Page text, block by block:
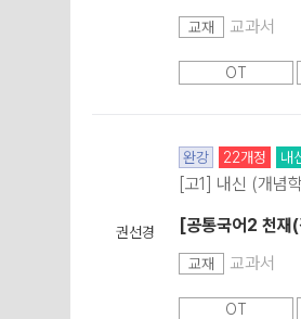
교재 교과서
OT
권선경
완강 22개정 내
[고1] 내신 (개념
[공통국어2 천재
교재 교과서
OT